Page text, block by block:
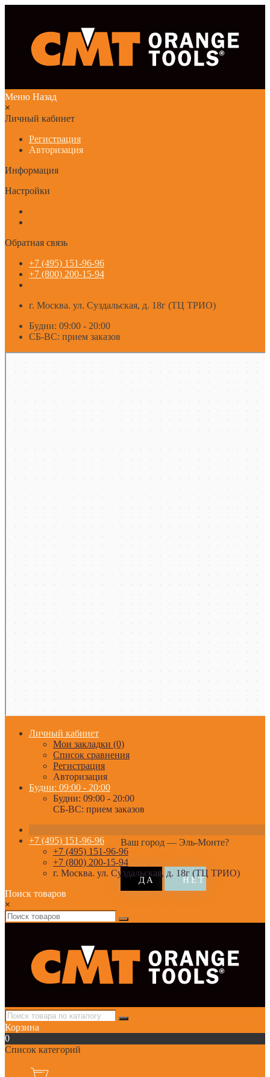
Меню Назад
×
Личный кабинет
Регистрация
Авторизация
Информация
Настройки
Обратная связь
+7 (495) 151-96-96
+7 (800) 200-15-94
г. Москва. ул. Суздальская, д. 18г (ТЦ ТРИО)
Будни: 09:00 - 20:00
СБ-ВС: прием заказов
Личный кабинет
Мои закладки (0)
Список сравнения
Регистрация
Авторизация
Будни: 09:00 - 20:00
Будни: 09:00 - 20:00
СБ-ВС: прием заказов
Ваш город — Эль-Монте?
+7 (495) 151-96-96
+7 (495) 151-96-96
+7 (800) 200-15-94
г. Москва. ул. Суздальская, д. 18г (ТЦ ТРИО)
Поиск товаров
×
Корзина
0
Список категорий